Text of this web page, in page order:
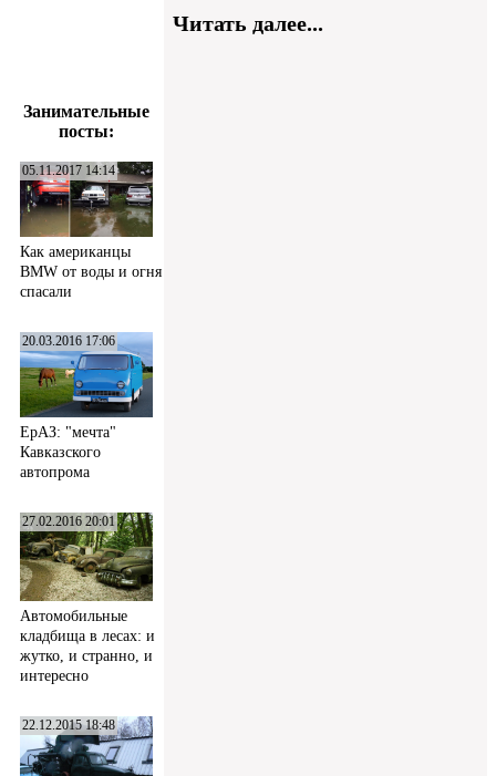
Занимательные
посты:
05.11.2017 14:14
Как американцы
BMW от воды и огня
спасали
20.03.2016 17:06
ЕрАЗ: "мечта"
Кавказского
автопрома
27.02.2016 20:01
Автомобильные
кладбища в лесах: и
жутко, и странно, и
интересно
22.12.2015 18:48
Читать далее...